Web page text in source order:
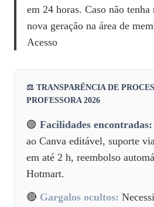
em 24 horas. Caso não
nova geração na área de
Acesso
⚖️ TRANSPARÊNCIA DE
PROFESSORA 2026
🟢 Facilidades encontradas:
ao Canva editável, suporte
em até 2 h, reembolso
Hotmart.
🔴 Gargalos ocultos: